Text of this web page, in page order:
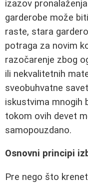
izazov
garderobe može
raste, stara
potraga za novim
razočarenje zbog
ili nekvalitetnih
sveobuhvatne
iskustvima mnogih
tokom ovih devet
samopouzdano.
Osnovni principi
Pre nego što